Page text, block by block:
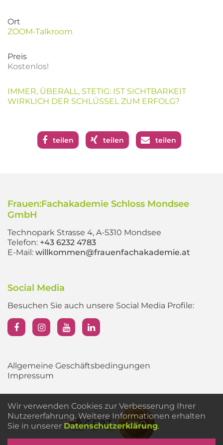
Ort
ZOOM-Talkroom
Preis
Kostenlos!
IMMER, ÜBERALL, STETIG: IST SICHTBARKEIT
WIRKLICH DER SCHLÜSSEL ZUM ERFOLG?
teilen teilen teilen
Frauen:Fachakademie Schloss Mondsee
GmbH
Technopark Strasse 4, A-5310 Mondsee
Telefon: +43 6232 4783
E-Mail: willkommen@frauenfachakademie.at
Social Media
Besuchen Sie auch unsere Social Media Profile:
Allgemeine Geschäftsbedingungen
Impressum
Wir verwenden Cookies zur Verbesserung Ihrer
Nutzererfahrung. Weitere Informationen erhalten
Sie in unserer Datenschutzerklärung.